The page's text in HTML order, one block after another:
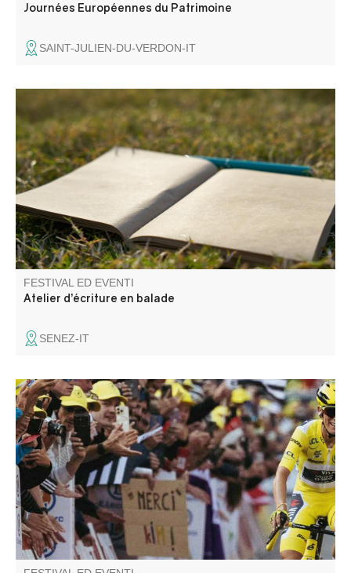
Journées Européennes du Patrimoine
SAINT-JULIEN-DU-VERDON-IT
Entre ciel, pierres et chemins, venez cueillir les mots là où
le paysage les murmure. La CCAPV vous invite à un
atelier mêlant balade et temps d’écriture, pour explorer le
territoire autrement et laisser émerger votre expression.
FESTIVAL ED EVENTI
Atelier d’écriture en balade
SENEZ-IT
Entrevaux entre dans la course, lors de la 8ème et plus
longue étape du Tour de France Femmes 2026, entre
Sisteron et Nice !